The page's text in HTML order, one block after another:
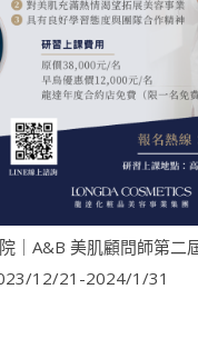
｜A&B 美肌顧問師第
12/21-2024/1/31